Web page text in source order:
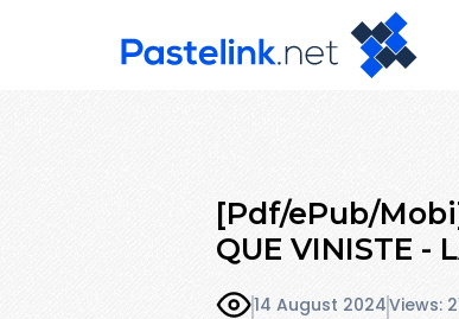
[Pdf/ePub/
QUE VINISTE -
14 August 2024Views: